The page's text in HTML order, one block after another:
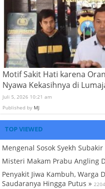
Motif Sakit Hati karena
Nyawa Kekasihnya di
Juli 5, 2026 10:21 am
Published by MJ
TOP VIEWED
Mengenal Sosok Syekh Subakir
Misteri Makam Prabu Angling
Penyakit Jiwa Kambuh, Warga
Saudaranya Hingga Putus »